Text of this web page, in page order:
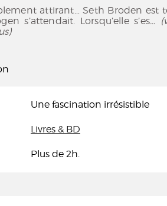
attirant… Seth Broden est
s’attendait. Lorsqu’elle s’es...
Une fascination irrésistible
Livres & BD
Plus de 2h.